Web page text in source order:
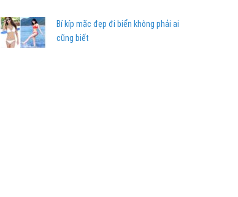
Bí kíp mặc đẹp đi biển không phải ai
cũng biết